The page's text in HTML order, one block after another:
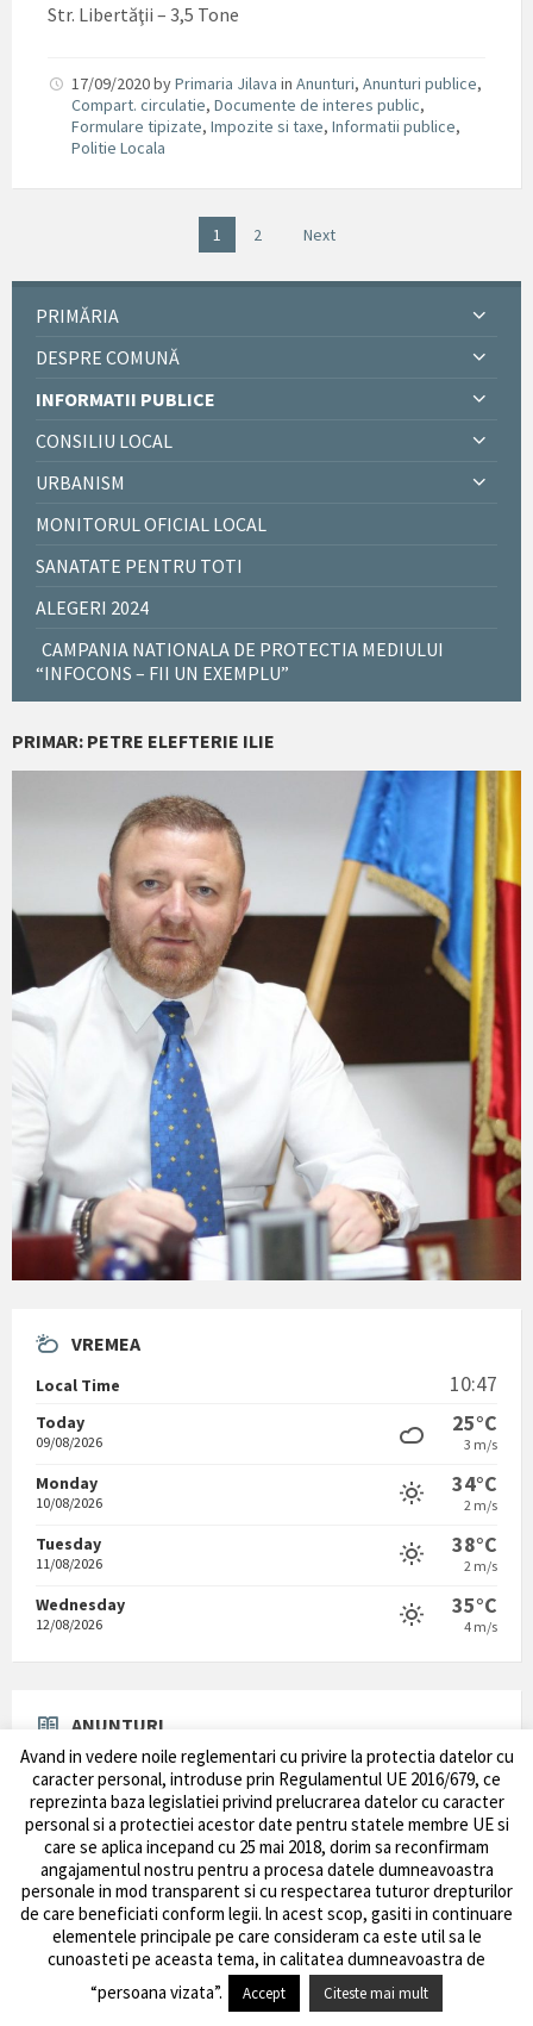
Str. Libertăţii – 3,5 Tone
17/09/2020byPrimaria Jilava in Anunturi, Anunturi publice,
Compart. circulatie, Documente de interes public,
Formulare tipizate, Impozite si taxe, Informatii publice,
Politie Locala
1 2 Next
PRIMĂRIA
DESPRE COMUNĂ
INFORMATII PUBLICE
CONSILIU LOCAL
URBANISM
MONITORUL OFICIAL LOCAL
SANATATE PENTRU TOTI
ALEGERI 2024
CAMPANIA NATIONALA DE PROTECTIA MEDIULUI
“INFOCONS – FII UN EXEMPLU”
PRIMAR: PETRE ELEFTERIE ILIE
VREMEA
Local Time 10:47
Today
09/08/2026
25°C
3 m/s
Monday
10/08/2026
34°C
2 m/s
Tuesday
11/08/2026
38°C
2 m/s
Wednesday
12/08/2026
35°C
4 m/s
ANUNTURI
Intreruperi alimentare energie electrica
03/08/2026inAnunturi
ANUNȚ – Acțiune de dezinsecție pentru combaterea
țânțarilor adulți în comuna Jilava
30/07/2026inAnunturi,Anunturi publice,Compartiment Mediu
Anunt – suspendarea temporara a emiterii actelor
administrative – urbanism
28/07/2026inAnunturi,Anunturi publice,Compart. comunitar cadastru,
Compart. disciplina in constructii
,Compartiment Cadastru ,Compartiment
Documente de interes public,Informatii publice,Registru Agricol
Avand in vedere noile reglementari cu privire la protectia datelor cu
caracter personal, introduse prin Regulamentul UE 2016/679, ce
reprezinta baza legislatiei privind prelucrarea datelor cu caracter
personal si a protectiei acestor date pentru statele membre UE si
care se aplica incepand cu 25 mai 2018, dorim sa reconfirmam
angajamentul nostru pentru a procesa datele dumneavoastra
personale in mod transparent si cu respectarea tuturor drepturilor
de care beneficiati conform legii. ln acest scop, gasiti in continuare
elementele principale pe care consideram ca este util sa le
cunoasteti pe aceasta tema, in calitatea dumneavoastra de
“persoana vizata”.
Accept Citeste mai mult